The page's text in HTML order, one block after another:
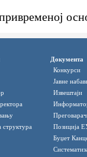
Документа
Конкурси
Јавне
Извештаји
Позиција
Буџет